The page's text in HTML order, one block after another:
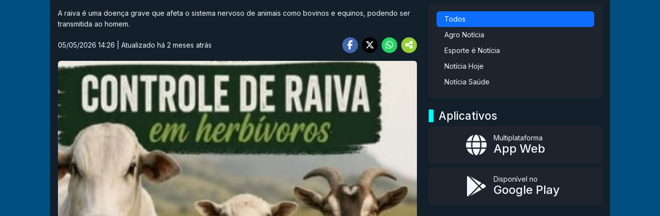
A raiva é uma doença grave que afeta o sistema nervoso de animais como bovinos e equinos, podendo ser
transmitida ao homem.
05/05/2026 14:26 | Atualizado há 2 meses atrás
Todos
Agro Notícia
Esporte é Notícia
Notícia Hoje
Notícia Saúde
Aplicativos
Multiplataforma
App Web
Disponível no
Google Play